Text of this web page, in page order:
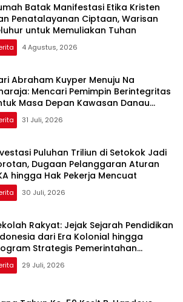
Batak Manifestasi Etika Kristen
Penatalayanan Ciptaan, Warisan
untuk Memuliakan Tuhan
4 Agustus, 2026
Abraham Kuyper Menuju Na
Mencari Pemimpin Berintegritas
Masa Depan Kawasan Danau
31 Juli, 2026
Puluhan Triliun di Setokok Jadi
Dugaan Pelanggaran Aturan
hingga Hak Pekerja Mencuat
30 Juli, 2026
Rakyat: Jejak Sejarah Pendidikan
dari Era Kolonial hingga
Strategis Pemerintahan
29 Juli, 2026